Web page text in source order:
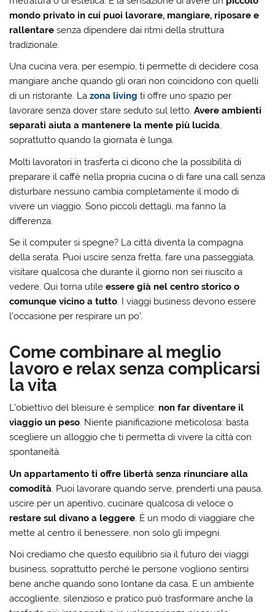
mondo privato in cui puoi lavorare, mangiare, riposare e
rallentare senza dipendere dai ritmi della struttura
tradizionale.
Una cucina vera, per esempio, ti permette di decidere cosa
mangiare anche quando gli orari non coincidono con quelli
di un ristorante. Lazona living ti offre uno spazio per
lavorare senza dover stare seduto sul letto.Avere ambienti
separati aiuta a mantenere la mente più lucida,
soprattutto quando la giornata è lunga.
Molti lavoratori in trasferta ci dicono che la possibilità di
preparare il caffè nella propria cucina o di fare una call senza
disturbare nessuno cambia completamente il modo di
vivere un viaggio. Sono piccoli dettagli, ma fanno la
differenza.
Se il computer si spegne? La città diventa la compagna
della serata. Puoi uscire senza fretta, fare una passeggiata,
visitare qualcosa che durante il giorno non sei riuscito a
vedere. Qui torna utileessere già nel centro storico o
comunque vicino a tutto. I viaggi business devono essere
l’occasione per respirare un po’.
Come combinare al meglio
lavoro e relax senza complicarsi
la vita
L’obiettivo del bleisure è semplice: non far diventare il
viaggio un peso. Niente pianificazione meticolosa: basta
scegliere un alloggio che ti permetta di vivere la città con
spontaneità.
Un appartamento ti offre libertà senza rinunciare alla
comodità. Puoi lavorare quando serve, prenderti una pausa,
uscire per un aperitivo, cucinare qualcosa di veloce o
restare sul divano a leggere. È un modo di viaggiare che
mette al centro il benessere, non solo gli impegni.
Noi crediamo che questo equilibrio sia il futuro dei viaggi
business, soprattutto perché le persone vogliono sentirsi
bene anche quando sono lontane da casa. E un ambiente
accogliente, silenzioso e pratico può trasformare anche la